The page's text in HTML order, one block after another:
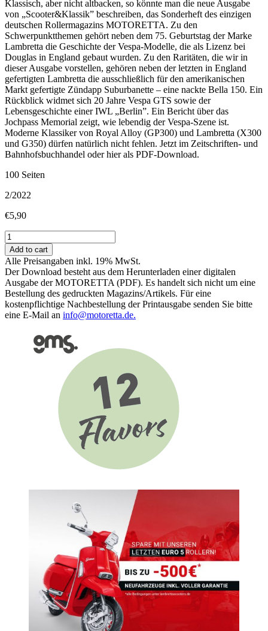
Klassisch, aber nicht altbacken, so könnte man die neue Ausgabe
von „Scooter&Klassik” beschreiben, das Sonderheft des einzigen
deutschen Rollermagazins MOTORETTA. Zu den
Schwerpunktthemen gehört neben dem 75. Geburtstag der Marke
Lambretta die Geschichte der Vespa-Modelle, die als Lizenz bei
Douglas in England gebaut wurden. Zu den Raritäten, die wir in
dieser Ausgabe vorstellen, gehören neben der letzten in England
gefertigten Lambretta die ausschließlich für den amerikanischen
Markt gefertigte Zündapp Suburbanette – eine nackte Bella 150. Ein
Rückblick widmet sich 20 Jahre Vespa GTS sowie der
Lebensgeschichte einer IWL „Berlin”. Ein Bericht über das
Jochpass Memorial zeigt, wie lebendig der Vespa-Szene ist.
Moderne Klassiker von Royal Alloy (GP300) und Lambretta (X300
und G350) dürfen natürlich nicht fehlen. Jetzt im Zeitschriften- und
Bahnhofsbuchhandel oder hier als PDF-Download.
100 Seiten
2/2022
€5,90
Raritäten
und
echte
Klassiker
quantity
Add to cart
Alle Preisangaben inkl. 19% MwSt.
Der Download besteht aus dem Herunterladen einer digitalen
Ausgabe der MOTORETTA (PDF). Es handelt sich nicht um eine
Bestellung des gedruckten Magazins/Artikels. Für eine
kostenpflichtige Nachbestellung der Printausgabe senden Sie bitte
eine E-Mail an info@motoretta.de.